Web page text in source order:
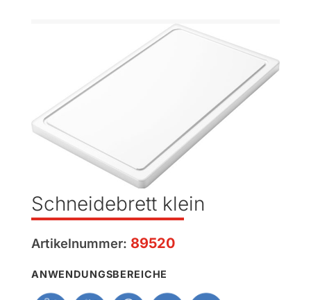
Schneidebrett klein
Artikelnummer: 89520
ANWENDUNGSBEREICHE